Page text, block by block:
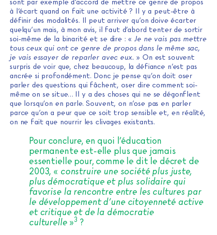
sont par exemple d’accord de mettre ce genre de propos
à l’écart quand on fait une activité ? Il y a peut-être à
définir des modalités. Il peut arriver qu’on doive écarter
quelqu’un mais, à mon avis, il faut d’abord tenter de sortir
soi-même de la binarité et se dire : «Je ne vais pas mettre
tous ceux qui ont ce genre de propos dans le même sac,
je vais essayer de reparler avec eux. » On est souvent
surpris de voir que, chez beaucoup, la défiance n’est pas
ancrée si profondément. Donc je pense qu’on doit oser
parler des questions qui fâchent, oser dire comment soi-
même on se situe… Il y a des choses qui ne se dégonflent
que lorsqu’on en parle. Souvent, on n’ose pas en parler
parce qu’on a peur que ce soit trop sensible et, en réalité,
on ne fait que nourrir les clivages existants.
Pour conclure, en quoi l’éducation
permanente est-elle plus que jamais
essentielle pour, comme le dit le décret de
2003, « construire une société plus juste,
plus démocratique et plus solidaire qui
favorise la rencontre entre les cultures par
le développement d’une citoyenneté active
et critique et de la démocratie
culturelle»3 ?